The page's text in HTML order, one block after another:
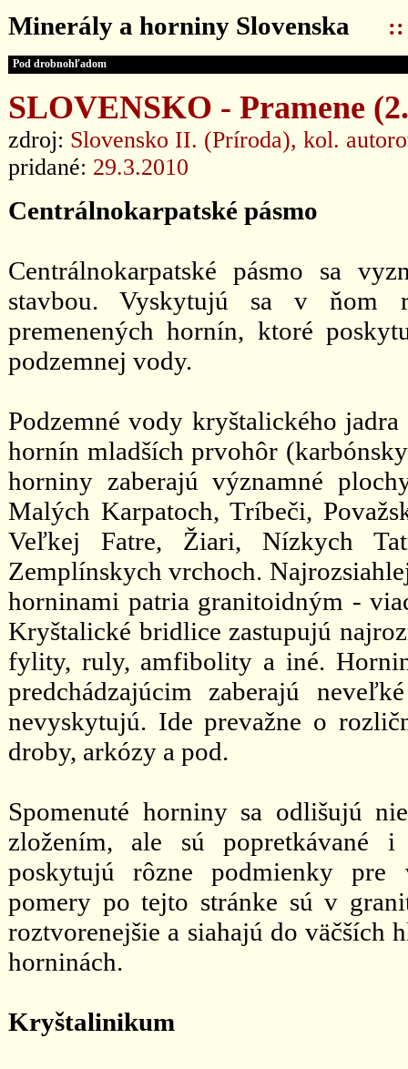
Minerály a horniny Slovenska ::
Pod drobnohľadom
SLOVENSKO - Pramene
zdroj: Slovensko II. (Príroda), kol.
pridané: 29.3.2010
Centrálnokarpatské pásmo
Centrálnokarpatské pásmo sa
stavbou. Vyskytujú sa v ňom
premenených hornín, ktoré
podzemnej vody.
Podzemné vody kryštalického
hornín mladších prvohôr
horniny zaberajú významné
Malých Karpatoch, Tríbeči,
Veľkej Fatre, Žiari, Nízkych
Zemplínskych vrchoch.
horninami patria granitoidným -
Kryštalické bridlice zastupujú
fylity, ruly, amfibolity a iné.
predchádzajúcim zaberajú
nevyskytujú. Ide prevažne o
droby, arkózy a pod.
Spomenuté horniny sa odlišujú
zložením, ale sú popretkávané
poskytujú rôzne podmienky pre
pomery po tejto stránke sú v
roztvorenejšie a siahajú do
horninách.
Kryštalinikum